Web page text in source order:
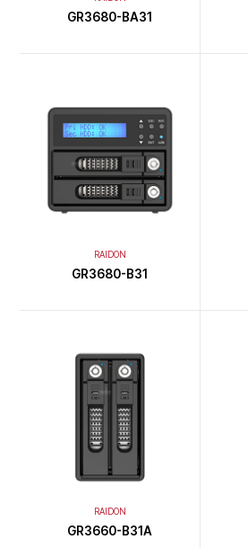
GR3680-BA31
RAIDON
GR3680-B31
RAIDON
GR3660-B31A